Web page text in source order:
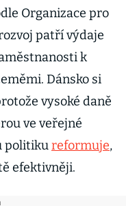
Organizace pro
patří výdaje
k
Dánsko si
vysoké daně
ve veřejné
politikureformuje,
efektivněji.